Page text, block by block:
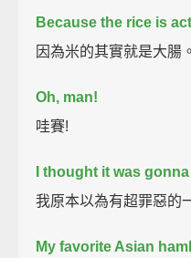
Because the rice is
因為米的其實就是大腸。
Oh, man!
哇賽!
I thought it was
我原本以為有超罪惡的
My favorite Asian